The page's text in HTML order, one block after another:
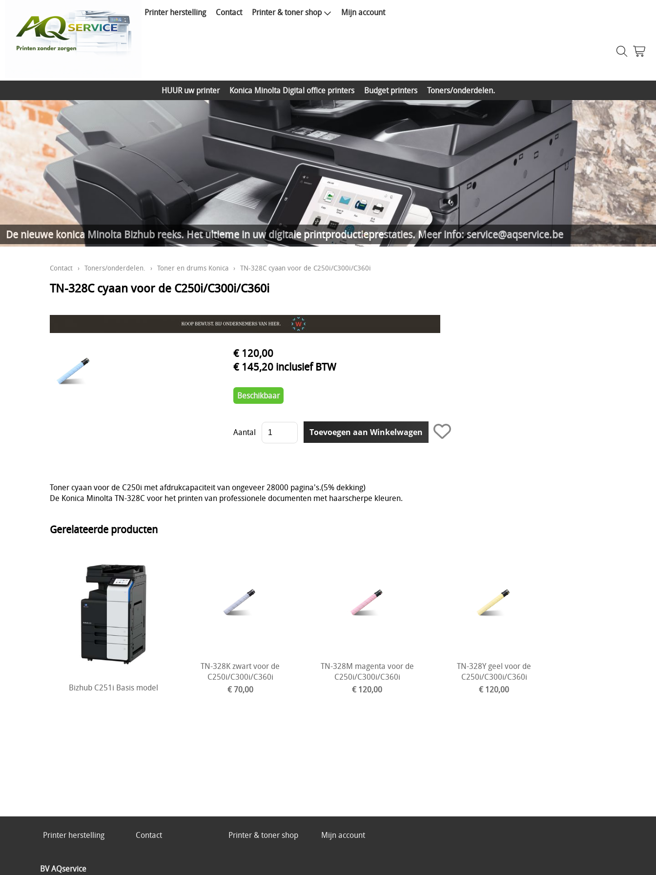
Printer herstelling Contact Printer & toner shop Mijn account
HUUR uw printer Konica Minolta Digital office printers Budget printers Toners/onderdelen.
De nieuwe konica Minolta Bizhub reeks. Het ultieme in uw digitale printproductieprestaties. Meer info: service@aqservice.be
Contact › Toners/onderdelen. › Toner en drums Konica › TN-328C cyaan voor de C250i/C300i/C360i
TN-328C cyaan voor de C250i/C300i/C360i
€ 120,00
€ 145,20 inclusief BTW
Beschikbaar
Aantal
Toner cyaan voor de C250i met afdrukcapaciteit van ongeveer 28000 pagina's.(5% dekking)
De Konica Minolta TN-328C voor het printen van professionele documenten met haarscherpe kleuren.
Gerelateerde producten
Bizhub C251i Basis model
TN-328K zwart voor de
C250i/C300i/C360i
€ 70,00
TN-328M magenta voor de
C250i/C300i/C360i
€ 120,00
TN-328Y geel voor de
C250i/C300i/C360i
€ 120,00
Printer herstelling Contact Printer & toner shop Mijn account
BV AQservice